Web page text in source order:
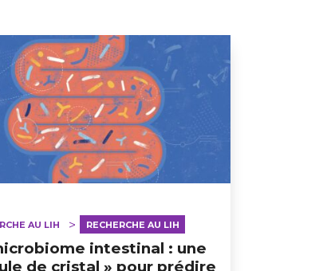
AU LIH RECHERCHE AU LIH
intestinal : une
de cristal » pour prédire